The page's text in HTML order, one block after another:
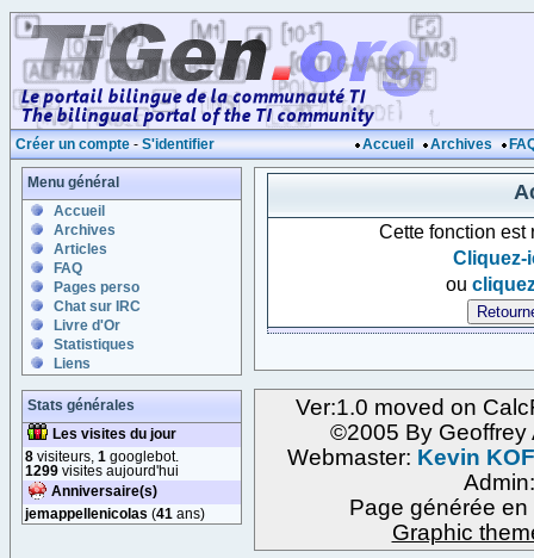
Créer un compte - S'identifier Accueil Archives
Menu général
Accueil
Archives
Articles
FAQ
Pages perso
Chat sur IRC
Livre d'Or
Statistiques
Liens
Stats générales
Les visites du jour
8 visiteurs, 1 googlebot.
1299 visites aujourd'hui
Anniversaire(s)
jemappellenicolas (41 ans)
Cette fonction est
Cliquez-
ou
Ver:1.0 moved on
©2005 By Geoffrey
Webmaster: Kevin
Page générée
Graphic